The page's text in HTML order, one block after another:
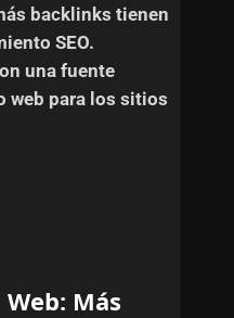
backlinks tienen
SEO.
una fuente
web para los sitios
Más